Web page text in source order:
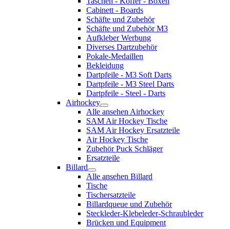
Cabinett - Boards
Schäfte und Zubehör
Schäfte und Zubehör M3
Aufkleber Werbung
Diverses Dartzubehör
Pokale-Medaillen
Bekleidung
Dartpfeile - M3 Soft Darts
Dartpfeile - M3 Steel Darts
Dartpfeile - Steel - Darts
Airhockey
Alle ansehen Airhockey
SAM Air Hockey Tische
SAM Air Hockey Ersatzteile
Air Hockey Tische
Zubehör Puck Schläger
Ersatzteile
Billard
Alle ansehen Billard
Tische
Tischersatzteile
Billardqueue und Zubehör
Steckleder-Klebeleder-Schraubleder
Brücken und Equipment